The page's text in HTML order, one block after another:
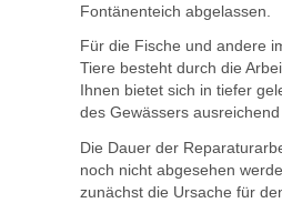
Fontänenteich abgelassen.
Für die Fische und andere
Tiere besteht durch die
Ihnen bietet sich in tiefer
des Gewässers
Die Dauer der
noch nicht abgesehen
zunächst die Ursache für